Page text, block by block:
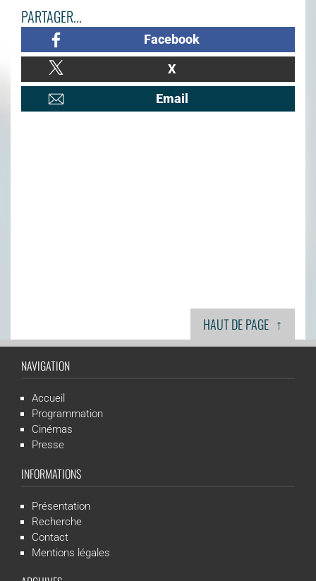
PARTAGER...
Facebook
X
Email
HAUT DE PAGE ↑
NAVIGATION
Accueil
Programmation
Cinémas
Presse
INFORMATIONS
Présentation
Recherche
Contact
Mentions légales